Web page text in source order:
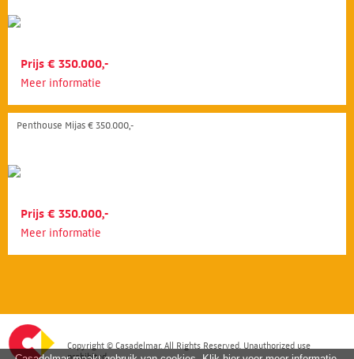
Prijs € 350.000,-
Meer informatie
Penthouse Mijas € 350.000,-
Prijs € 350.000,-
Meer informatie
Copyright © Casadelmar. All Rights Reserved. Unauthorized use
prohibited.